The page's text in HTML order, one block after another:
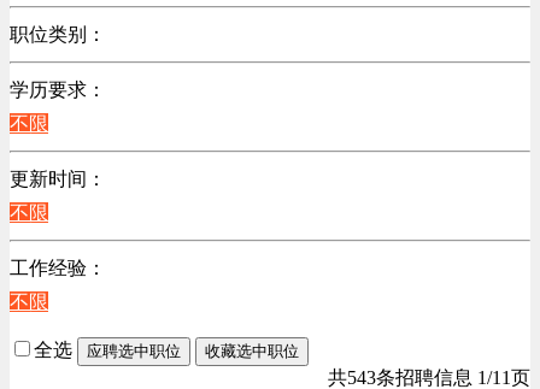
不限
北京
广东
江苏
陕西
浙江
辽宁
上海
职位类别：
不限
机械制造/仪器仪表类
销售管理类
计算机软件类
贸易/物流/仓储/采购类
客服及凯发娱乐网址的技术支持类
高级管理类
电子/电器/半导体类
电力电气/能源/自动化
咨询/顾问/法律类
学历要求：
不限
更新时间：
不限
工作经验：
不限
全选 应聘选中职位 收藏选中职位
共543条招聘信息 1/11页